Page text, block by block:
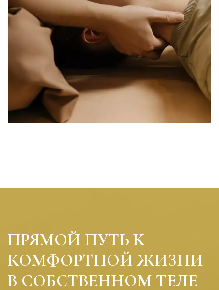
ПРЯМОЙ ПУТЬ К
КОМФОРТНОЙ ЖИЗНИ
В СОБСТВЕННОМ ТЕЛЕ